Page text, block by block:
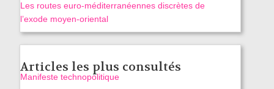
Les routes euro-méditerranéennes discrètes de
l’exode moyen-oriental
Articles les plus consultés
Manifeste technopolitique